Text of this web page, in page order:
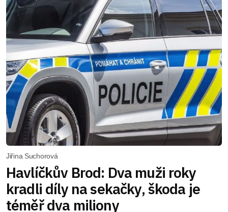
Jiřina Suchorová
Havlíčkův Brod: Dva muži roky
kradli díly na sekačky, škoda je
téměř dva miliony